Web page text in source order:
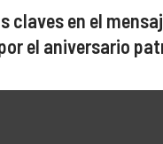
claves en el
el aniversario